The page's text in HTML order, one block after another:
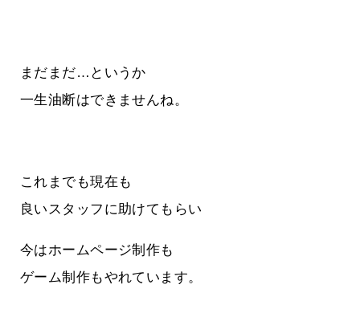
まだまだ…というか
一生油断はできませんね。
これまでも現在も
良いスタッフに助けてもらい
今はホームページ制作も
ゲーム制作もやれています。